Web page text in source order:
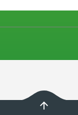
Una sorpresa
ogni tanto, sempre con i
care. Eppure, quel
arrow_upward